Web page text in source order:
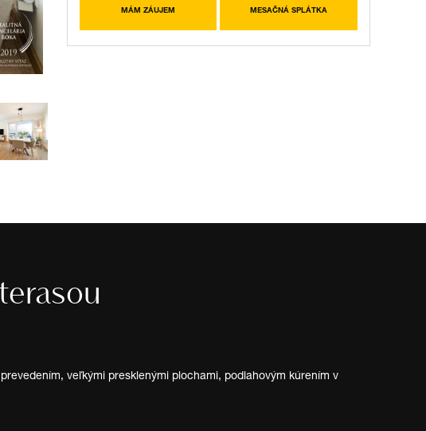
MÁM ZÁUJEM MESAČNÁ SPLÁTKA
veľkými presklenými plochami, podlahovým kúrením v